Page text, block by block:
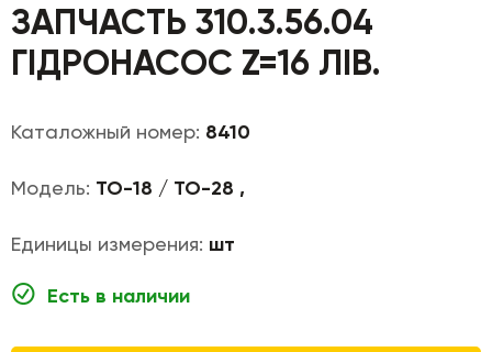
ЗАПЧАСТЬ 310.3.56.04
ГІДРОНАСОС Z=16 ЛІВ.
Каталожный номер: 8410
Модель: ТО-18 / ТО-28 ,
Единицы измерения: шт
Есть в наличии